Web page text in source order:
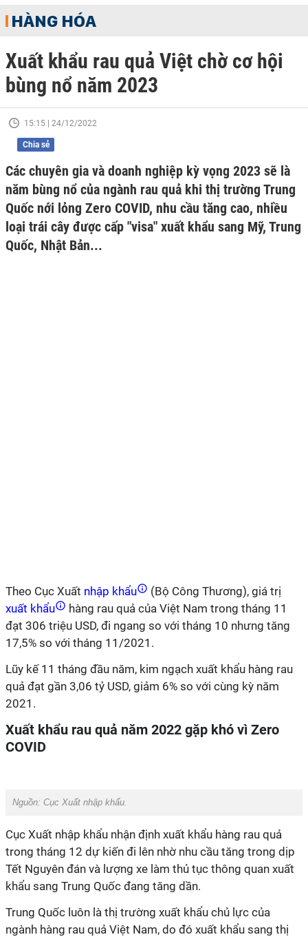
HÀNG HÓA
Xuất khẩu rau quả Việt chờ cơ hội
bùng nổ năm 2023
15:15 | 24/12/2022
Chia sẻ
Các chuyên gia và doanh nghiệp kỳ vọng 2023 sẽ là
năm bùng nổ của ngành rau quả khi thị trường Trung
Quốc nới lỏng Zero COVID, nhu cầu tăng cao, nhiều
loại trái cây được cấp "visa" xuất khẩu sang Mỹ, Trung
Quốc, Nhật Bản...
Theo Cục Xuất nhập khẩu
(Bộ Công Thương), giá trị
xuất khẩu
hàng rau quả của Việt Nam trong tháng 11
đạt 306 triệu USD, đi ngang so với tháng 10 nhưng tăng
17,5% so với tháng 11/2021.
Lũy kế 11 tháng đầu năm, kim ngạch xuất khẩu hàng rau
quả đạt gần 3,06 tỷ USD, giảm 6% so với cùng kỳ năm
2021.
Xuất khẩu rau quả năm 2022 gặp khó vì Zero
COVID
Nguồn: Cục Xuất nhập khẩu.
Cục Xuất nhập khẩu nhận định xuất khẩu hàng rau quả
trong tháng 12 dự kiến đi lên nhờ nhu cầu tăng trong dịp
Tết Nguyên đán và lượng xe làm thủ tục thông quan xuất
khẩu sang Trung Quốc đang tăng dần.
Trung Quốc luôn là thị trường xuất khẩu chủ lực của
ngành hàng rau quả Việt Nam, do đó xuất khẩu sang thị